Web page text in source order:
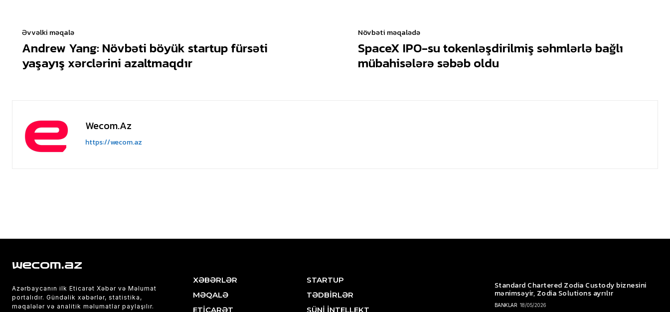
Əvvəlki məqalə
Andrew Yang: Növbəti böyük startup fürsəti
yaşayış xərclərini azaltmaqdır
Növbəti məqalədə
SpaceX IPO-su tokenləşdirilmiş səhmlərlə bağlı
mübahisələrə səbəb oldu
Wecom.az
https://wecom.az
wecom.az
Azərbaycanın ilk Eticarət Xəbər və Məlumat
portalıdır. Gündəlik xəbərlər, statistika,
məqalələr və analitik məlumatlar paylaşılır.
XƏBƏRLƏR
MƏQALƏ
ETİCARƏT
STARTUP
TƏDBİRLƏR
SÜNİ İNTELLEKT
Standard Chartered Zodia Custody biznesini
mənimsəyir, Zodia Solutions ayrılır
BANKLAR 18/05/2026